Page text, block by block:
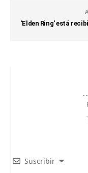
'Elden Ring' está
Suscribir